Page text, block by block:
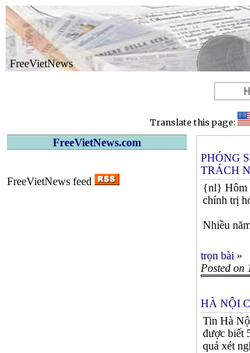
FreeVietNews
Translate this page:
FreeVietNews.com
FreeVietNews feed
PHÓNG
TRÁCH
{nl} Hôm
chính trị
Nhiều
trọn bài »
Posted on
HÀ NỘI
Tin Hà
được biết
quả xét